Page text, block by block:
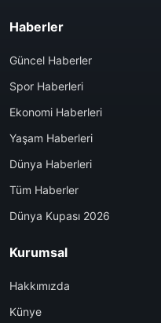
Haberler
Güncel Haberler
Spor Haberleri
Ekonomi Haberleri
Yaşam Haberleri
Dünya Haberleri
Tüm Haberler
Dünya Kupası 2026
Kurumsal
Hakkımızda
Künye